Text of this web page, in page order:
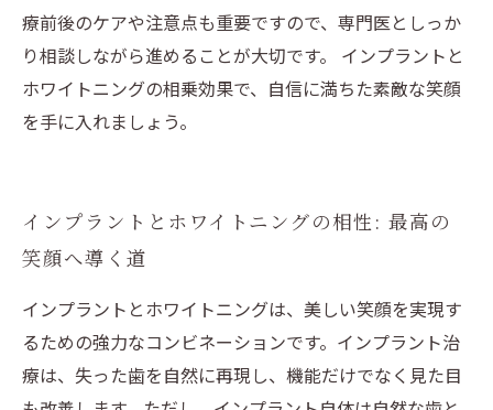
療前後のケアや注意点も重要ですので、専門医としっか
り相談しながら進めることが大切です。 インプラントと
ホワイトニングの相乗効果で、自信に満ちた素敵な笑顔
を手に入れましょう。
インプラントとホワイトニングの相性: 最高の
笑顔へ導く道
インプラントとホワイトニングは、美しい笑顔を実現す
るための強力なコンビネーションです。インプラント治
療は、失った歯を自然に再現し、機能だけでなく見た目